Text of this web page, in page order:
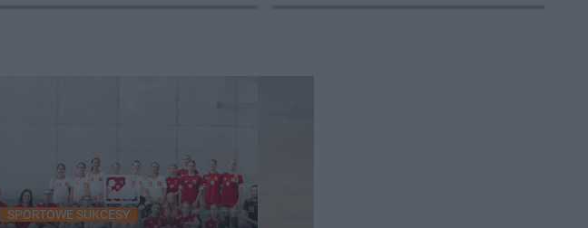
SPORTOWE SUKCESY